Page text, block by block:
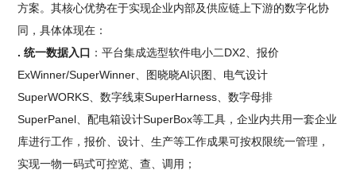
方案。其核心优势在于实现企业内部及供应链上下游的数字化协
同，具体体现在：
. 统一数据入口 ：平台集成选型软件电小二DX2、报价
ExWinner/SuperWinner、图晓晓AI识图、电气设计
SuperWORKS、数字线束SuperHarness、数字母排
SuperPanel、配电箱设计SuperBox等工具，企业内共用一套企业
库进行工作，报价、设计、生产等工作成果可按权限统一管理，
实现一物一码式可控览、查、调用；